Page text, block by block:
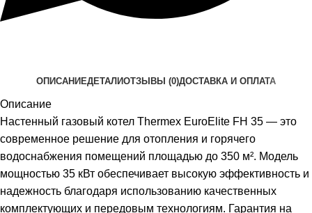
ОПИСАНИЕДЕТАЛИОТЗЫВЫ (0)ДОСТАВКА И ОПЛАТА
Описание
Настенный газовый котел Thermex EuroElite FH 35 — это
современное решение для отопления и горячего
водоснабжения помещений площадью до 350 м². Модель
мощностью 35 кВт обеспечивает высокую эффективность и
надежность благодаря использованию качественных
комплектующих и передовым технологиям. Гарантия на